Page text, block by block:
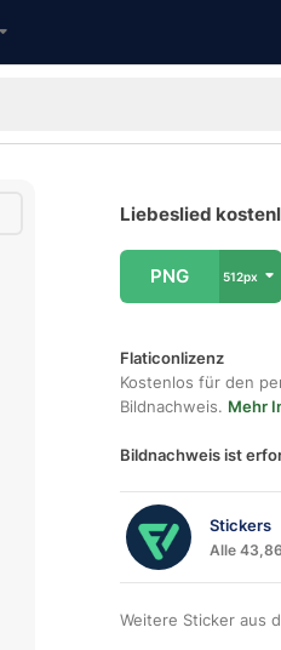
Liebeslied
PNG 512px
Flaticonlizenz
Kostenlos für den
Bildnachweis. Mehr
Bildnachweis ist
Stickers
Alle
Weitere Sticker aus